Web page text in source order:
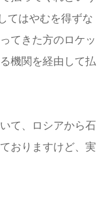
てはやむを得ずな
てきた方のロケッ
機関を経由して払
て、ロシアから石
おりますけど、実